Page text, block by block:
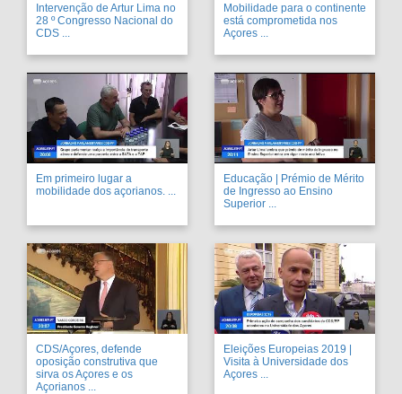
Intervenção de Artur Lima no
28 º Congresso Nacional do
CDS ...
Mobilidade para o continente
está comprometida nos
Açores ...
Em primeiro lugar a
mobilidade dos açorianos. ...
Educação | Prémio de Mérito
de Ingresso ao Ensino
Superior ...
CDS/Açores, defende
oposição construtiva que
sirva os Açores e os
Açorianos ...
Eleições Europeias 2019 |
Visita à Universidade dos
Açores ...